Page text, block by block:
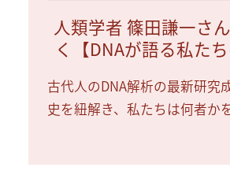
人類学者 篠田謙一さ
く【DNAが語る私たち
古代人のDNA解析の最新研究
史を紐解き、私たちは何者か